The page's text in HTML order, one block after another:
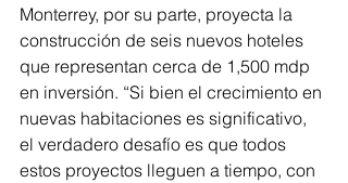
Monterrey, por su parte, proyecta la
construcción de seis nuevos hoteles
que representan cerca de 1,500 mdp
en inversión. “Si bien el crecimiento en
nuevas habitaciones es significativo,
el verdadero desafío es que todos
estos proyectos lleguen a tiempo, con